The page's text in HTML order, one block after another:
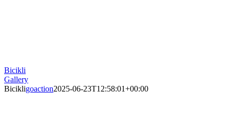
Bicikli
Gallery
Bicikligoaction2025-06-23T12:58:01+00:00